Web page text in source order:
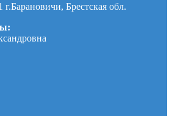
Брестская обл.